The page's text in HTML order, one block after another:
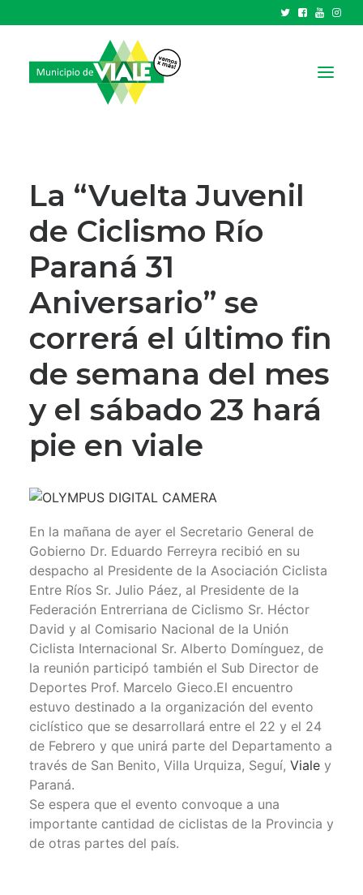
GOBIERNO
HCD
TRÁMITES Y SERVICIOS
CIUDAD
PARQUE INDUSTRIAL
RECAUDACIONES
La “Vuelta Juvenil
de Ciclismo Río
Paraná 31
Aniversario” se
correrá el último fin
de semana del mes
y el sábado 23 hará
pie en viale
En la mañana de ayer el Secretario General de
Gobierno Dr. Eduardo Ferreyra recibió en su
despacho al Presidente de la Asociación Ciclista
Entre Ríos Sr. Julio Páez, al Presidente de la
Federación Entrerriana de Ciclismo Sr. Héctor
David y al Comisario Nacional de la Unión
Ciclista Internacional Sr. Alberto Domínguez, de
la reunión participó también el Sub Director de
Deportes Prof. Marcelo Gieco.El encuentro
estuvo destinado a la organización del evento
ciclístico que se desarrollará entre el 22 y el 24
de Febrero y que unirá parte del Departamento a
través de San Benito, Villa Urquiza, Seguí, Viale y
Paraná.
Se espera que el evento convoque a una
importante cantidad de ciclistas de la Provincia y
de otras partes del país.